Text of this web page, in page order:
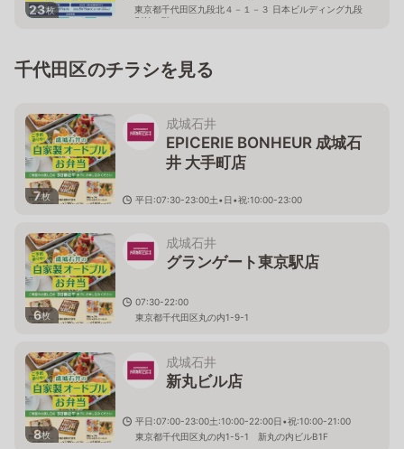
23枚
東京都千代田区九段北４－１－３ 日本ビルディング九段
別館１階
千代田区のチラシを見る
7枚
成城石井
EPICERIE BONHEUR 成城石
井 大手町店
平日:07:30-23:00土•日•祝:10:00-23:00
6枚
成城石井
グランゲート東京駅店
07:30-22:00
東京都千代田区丸の内1-9-1
8枚
成城石井
新丸ビル店
平日:07:00-23:00土:10:00-22:00日•祝:10:00-21:00
東京都千代田区丸の内1-5-1 新丸の内ビルB1F